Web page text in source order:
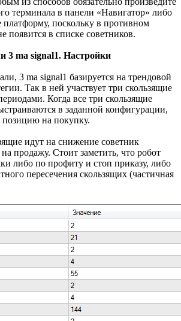
терминала в панели «Навигатор» либо
платформу, поскольку в противном
появится в списке советников.
3 ma signal1. Настройки
3 ma signal1 базируется на трендовой
Так в ней участвует три скользящие
Когда все три скользящие
в заданной конфигурации,
позицию на покупку.
идут на снижение советник
продажу. Стоит заметить, что робот
либо по профиту и стоп приказу, либо
пересечения скользящих (частичная